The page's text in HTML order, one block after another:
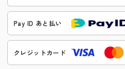
Pay ID あと払い
クレジットカード